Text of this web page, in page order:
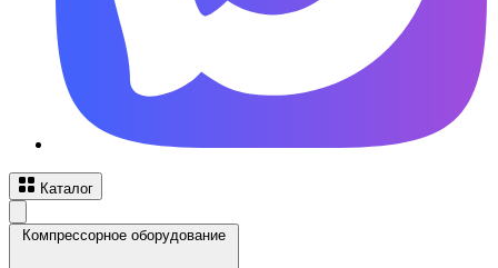
Каталог
Компрессорное оборудование